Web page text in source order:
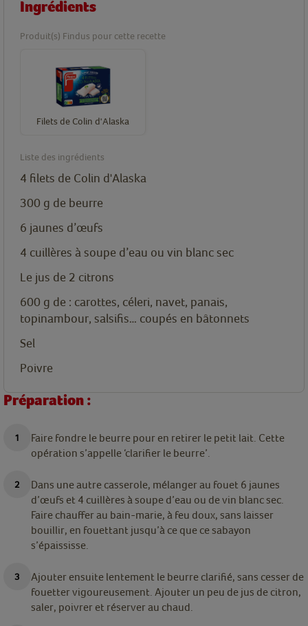
Ingrédients
Produit(s) Findus pour cette recette
Filets de Colin d'Alaska
Liste des ingrédients
4 filets de Colin d'Alaska
300 g de beurre
6 jaunes d’œufs
4 cuillères à soupe d’eau ou vin blanc sec
Le jus de 2 citrons
600 g de : carottes, céleri, navet, panais,
topinambour, salsifis… coupés en bâtonnets
Sel
Poivre
Préparation :
Faire fondre le beurre pour en retirer le petit lait. Cette
opération s’appelle ‘clarifier le beurre’.
Dans une autre casserole, mélanger au fouet 6 jaunes
d’œufs et 4 cuillères à soupe d’eau ou de vin blanc sec.
Faire chauffer au bain-marie, à feu doux, sans laisser
bouillir, en fouettant jusqu’à ce que ce sabayon
s’épaississe.
Ajouter ensuite lentement le beurre clarifié, sans cesser de
fouetter vigoureusement. Ajouter un peu de jus de citron,
saler, poivrer et réserver au chaud.